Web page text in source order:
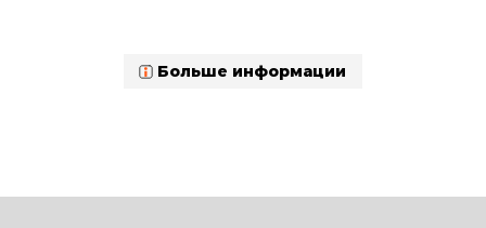
Больше информации